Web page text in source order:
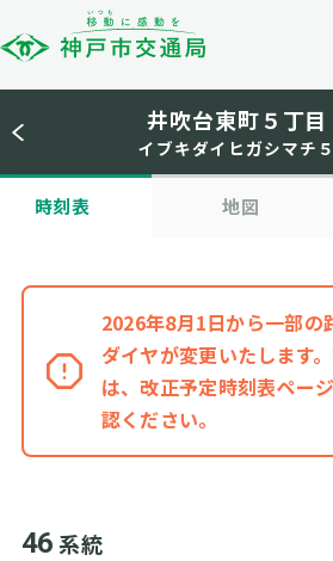
井吹台東町５丁目
イブキダイヒガシマチ５
時刻表 地図
2026年8月1日から一部の
ダイヤが変更いたします
は、改正予定時刻表ペー
認ください。
46 系統